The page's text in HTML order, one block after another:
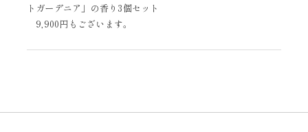
トガーデニア」の香り3個セット
9,900円もございます。